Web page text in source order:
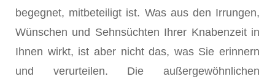
begegnet, mitbeteiligt ist. Was aus den Irrungen,
Wünschen und Sehnsüchten Ihrer Knabenzeit in
Ihnen wirkt, ist aber nicht das, was Sie erinnern
und verurteilen. Die außergewöhnlichen